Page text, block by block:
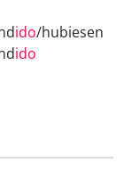
ido/hubiesen
ido